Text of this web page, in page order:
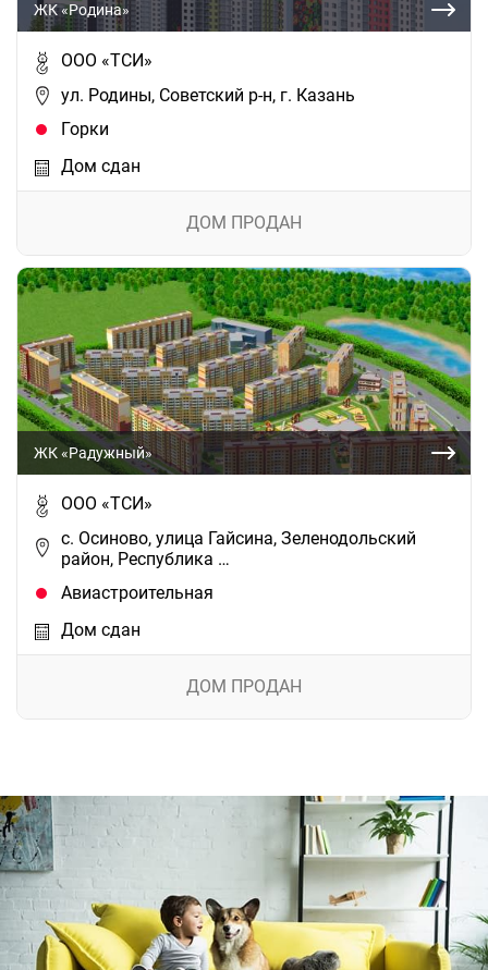
ЖК «Родина»
ООО «ТСИ»
ул. Родины, Советский р-н, г. Казань
Горки
Дом сдан
ДОМ ПРОДАН
ЖК «Радужный»
ООО «ТСИ»
с. Осиново, улица Гайсина, Зеленодольский
район, Республика …
Авиастроительная
Дом сдан
ДОМ ПРОДАН